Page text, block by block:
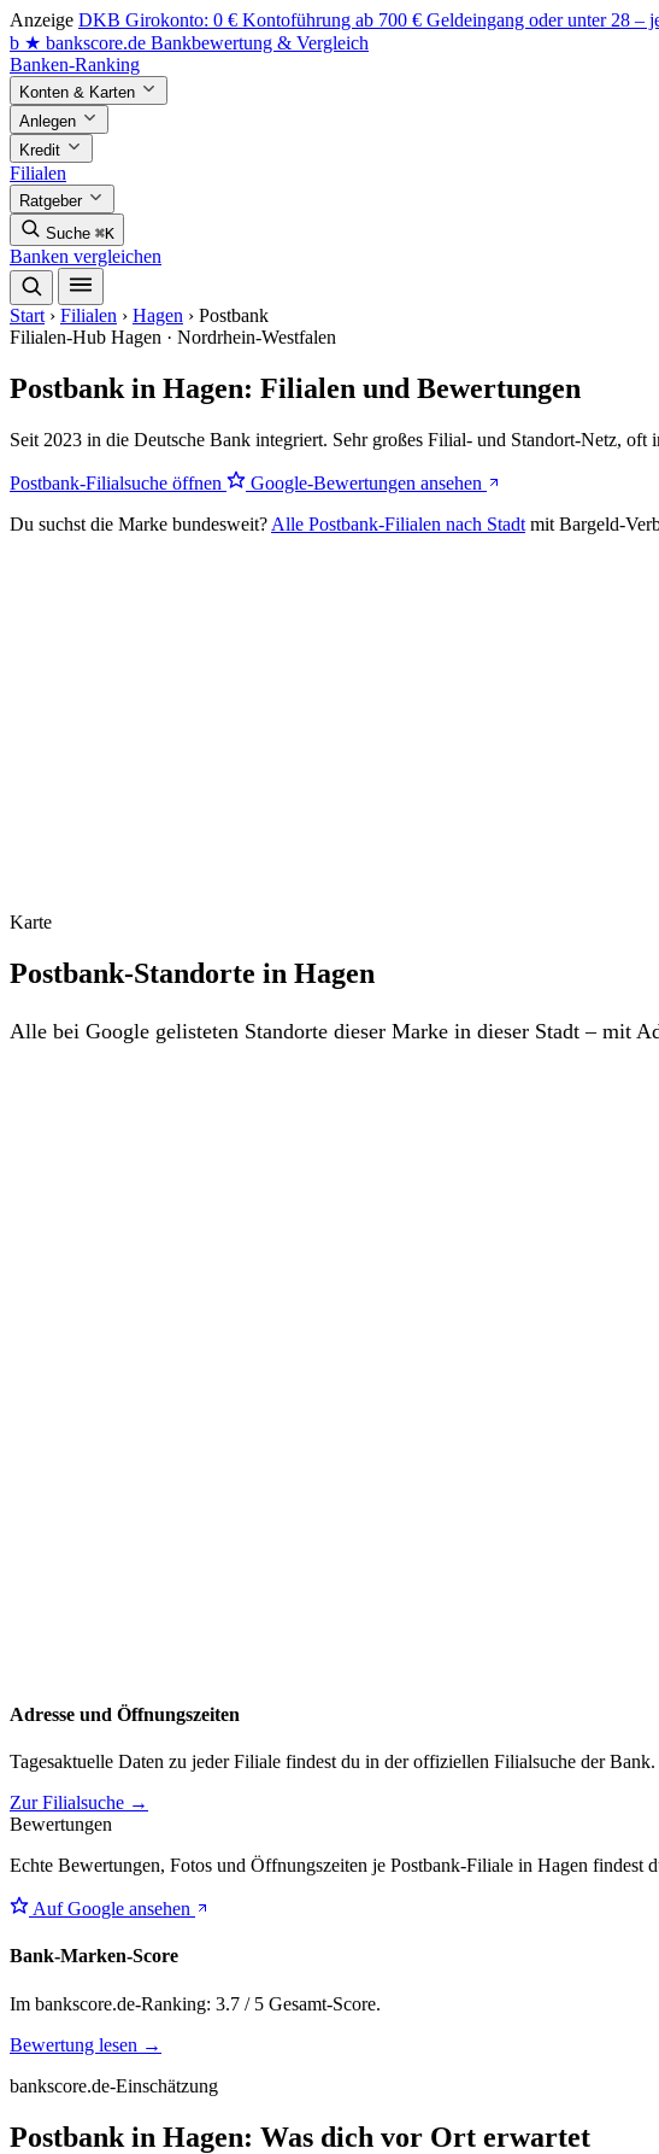
Anzeige DKB Girokonto: 0 € Kontoführung ab 700 € Geldeingang oder unter 28 –
b ★ bankscore.de Bankbewertung & Vergleich
Banken-Ranking
Konten & Karten
Anlegen
Kredit
Filialen
Ratgeber
Suche ⌘K
Banken vergleichen
Start › Filialen › Hagen › Postbank
Filialen-Hub Hagen · Nordrhein-Westfalen
Postbank in Hagen: Filialen und Bewertungen
Seit 2023 in die Deutsche Bank integriert. Sehr großes Filial- und Standort-Netz, oft
Postbank-Filialsuche öffnen
Google-Bewertungen ansehen
Du suchst die Marke bundesweit? Alle Postbank-Filialen nach Stadt mit Bargeld-
Karte
Postbank-Standorte in Hagen
Alle bei Google gelisteten Standorte dieser Marke in dieser Stadt – mit
Adresse und Öffnungszeiten
Tagesaktuelle Daten zu jeder Filiale findest du in der offiziellen Filialsuche der Bank.
Zur Filialsuche →
Bewertungen
Echte Bewertungen, Fotos und Öffnungszeiten je Postbank-Filiale in Hagen findest
Auf Google ansehen
Bank-Marken-Score
Im bankscore.de-Ranking: 3.7 / 5 Gesamt-Score.
Bewertung lesen →
bankscore.de-Einschätzung
Postbank in Hagen: Was dich vor Ort erwartet